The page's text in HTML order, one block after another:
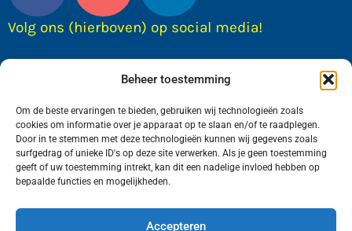
Beheer toestemming
Om de beste ervaringen te bieden, gebruiken wij technologieën zoals
cookies om informatie over je apparaat op te slaan en/of te raadplegen.
Door in te stemmen met deze technologieën kunnen wij gegevens zoals
surfgedrag of unieke ID's op deze site verwerken. Als je geen toestemming
geeft of uw toestemming intrekt, kan dit een nadelige invloed hebben op
bepaalde functies en mogelijkheden.
Accepteren
Volg ons (hierboven) op social media!
Wij van FranekerActueel.nl verzorgen het nieuws
in de Gemeente Waadhoeke. Met als hoofdplaats